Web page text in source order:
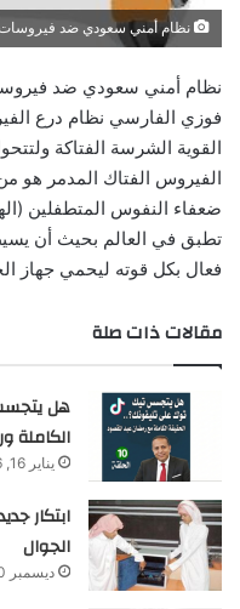
نظام أمني سعودي ضد
نظام أمني سعودي ضد
فوزي الفارسي نظام درع
القوية الشرسة الفتاكة
الفيروس الفتاك المدمر هو
ضعفاء النفوس المتطفلين
تطبق في العالم بحيث أن
فعال بكل قوته ليحمي جهاز
مقالات ذات صلة
هل
الكاملة
يناير 16, 2026
ابتكار
الجوال
ديسمبر 10, 2025